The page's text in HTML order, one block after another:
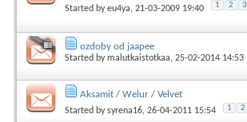
Started byeu4ya, 21-03-2009 19:40 1 2 3
ozdoby od jaapee
Started bymalutkaistotkaa, 25-02-2014 14:53
Aksamit / Welur / Velvet
Started bysyrena16, 26-04-2011 15:54 1 2